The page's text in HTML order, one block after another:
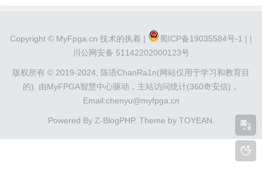
Copyright © MyFpga.cn 技术的执着 | 蜀ICP备19035584号-1 | |
川公网安备 51142202000123号
版权所有 © 2019-2024,
陈语ChanRa1n(网站仅用于学习和教育目
的).
由MyFPGA智慧中心驱动， 主站访问统计(360奇安信) ，
Email:chenyu@myfpga.cn
Powered By Z-BlogPHP. Theme by TOYEAN